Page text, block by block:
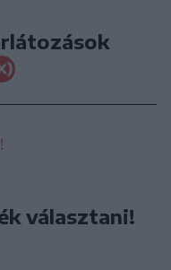
választani!